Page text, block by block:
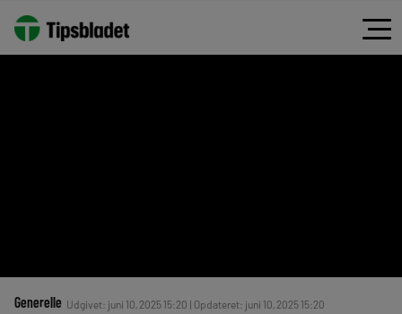
Generelle Udgivet: juni 10, 2025 15:20 | Opdateret: juni 10, 2025 15:20